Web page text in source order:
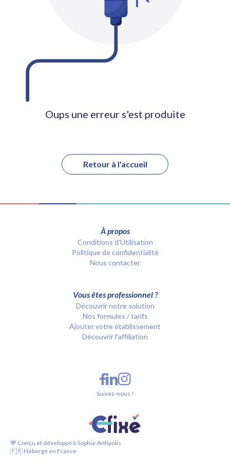
Oups une erreur s'est produite
Retour à l'accueil
À propos
Conditions d’Utilisation
Politique de confidentialité
Nous contacter
Vous êtes professionnel ?
Découvrir notre solution
Nos formules / tarifs
Ajouter votre établissement
Découvrir l'affiliation
💙 Conçu et développé à Sophia-Antipolis
🇫🇷 Hébergé en France
Suivez-nous !